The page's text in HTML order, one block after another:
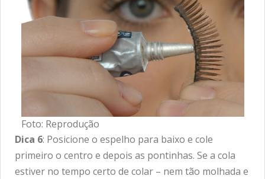
Foto: Reprodução
Dica 6: Posicione o espelho para baixo e cole
primeiro o centro e depois as pontinhas. Se a cola
estiver no tempo certo de colar – nem tão molhada e